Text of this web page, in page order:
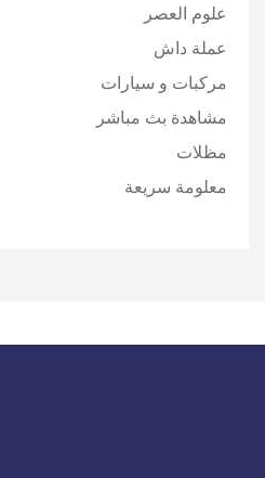
علوم العصر
عملة داش
مركبات و سيارات
مشاهدة بث مباشر
مظلات
معلومة سريعة